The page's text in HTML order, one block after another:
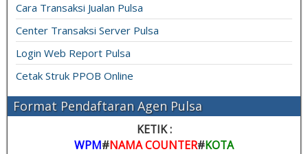
Cara Transaksi Jualan Pulsa
Center Transaksi Server Pulsa
Login Web Report Pulsa
Cetak Struk PPOB Online
Format Pendaftaran Agen Pulsa
KETIK :
WPM#NAMA COUNTER#KOTA